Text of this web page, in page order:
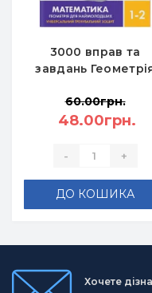
3000 вправ та
завдань
2 класи - Довгуша
Т.О.
60.00грн.
48.00грн.
- +
ДО КОШИКА
Хочете